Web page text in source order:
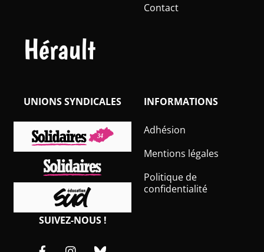
Hérault
Contact
INFORMATIONS
Adhésion
Mentions légales
Politique de
confidentialité
SUIVEZ-NOUS !
FacebookInstagram
UNIONS SYNDICALES